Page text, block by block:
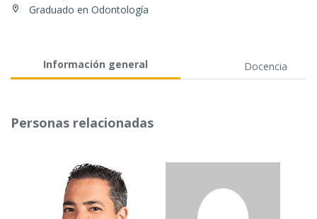
Graduado en Odontología
Información general Docencia
Personas relacionadas